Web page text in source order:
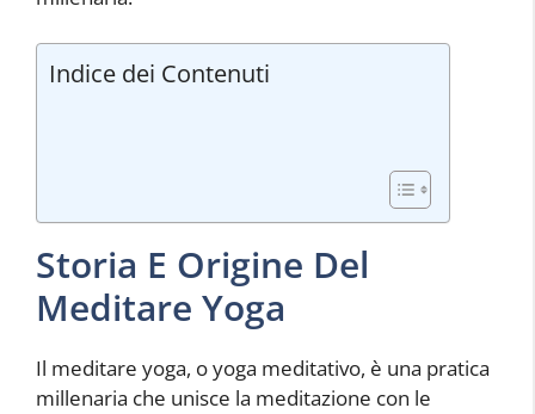
Indice dei Contenuti
Storia E Origine Del
Meditare Yoga
Il meditare yoga, o yoga meditativo, è una pratica
millenaria che unisce la meditazione con le